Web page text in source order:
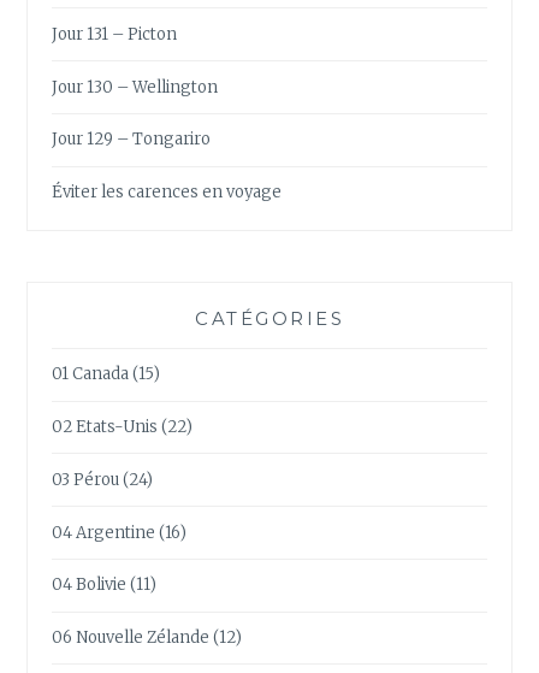
Jour 131 – Picton
Jour 130 – Wellington
Jour 129 – Tongariro
Éviter les carences en voyage
CATÉGORIES
01 Canada(15)
02 Etats-Unis (22)
03 Pérou(24)
04 Argentine (16)
04 Bolivie (11)
06 Nouvelle Zélande (12)